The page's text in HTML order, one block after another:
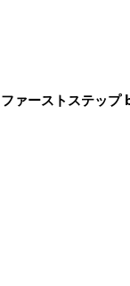
ァーストステップ